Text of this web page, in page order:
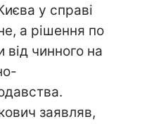
у справі
а рішення по
від чинного на
заявляв,